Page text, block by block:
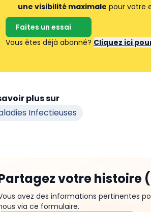
une visibilité maximale pour votre
Faites un essai
Vous êtes déjà abonné? Cliquez ici
plus sur
Infectieuses
votre histoire
avez des informations pertinentes
via ce formulaire.